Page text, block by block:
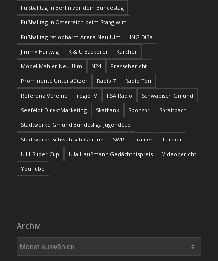
Fußballtag in Berlin vor dem Bundestag
Fußballtag in Österreich beim Stanglwirt
Fußballtag ratiopharm Arena Neu-Ulm
ING DiBa
Jimmy Hartwig
K & U Bäckerei
Kärcher
Möbel Mahler Neu-Ulm
N24
Pressebericht
Prominente Unterstützer
Radio 7
Radio Ton
Referenz Vereine
regioTV RSA Radio
Schwäbisch Gmünd
Seefeldt DirektMarketing
Skatbank Sponsor
Spraitbach
Stadtwerke Gmünd Bundesliga Jugendcup
Stadtwerke Schwäbisch Gmünd
SWR Trainer
Turnier
U11 Super Cup
Ulla Haußmann Gedächtnispreis
Videobericht
YouTube
Archiv